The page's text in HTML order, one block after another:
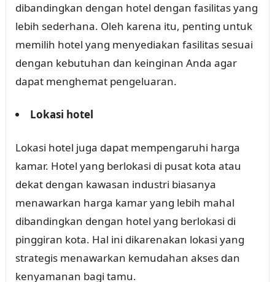
dibandingkan dengan hotel dengan fasilitas yang
lebih sederhana. Oleh karena itu, penting untuk
memilih hotel yang menyediakan fasilitas sesuai
dengan kebutuhan dan keinginan Anda agar
dapat menghemat pengeluaran.
Lokasi hotel
Lokasi hotel juga dapat mempengaruhi harga
kamar. Hotel yang berlokasi di pusat kota atau
dekat dengan kawasan industri biasanya
menawarkan harga kamar yang lebih mahal
dibandingkan dengan hotel yang berlokasi di
pinggiran kota. Hal ini dikarenakan lokasi yang
strategis menawarkan kemudahan akses dan
kenyamanan bagi tamu.